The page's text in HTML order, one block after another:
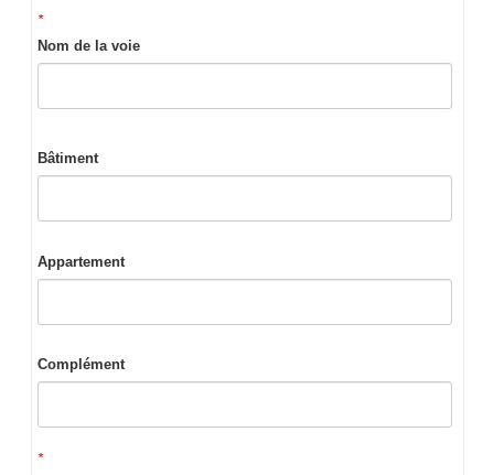
*
Nom de la voie
Bâtiment
Appartement
Complément
*